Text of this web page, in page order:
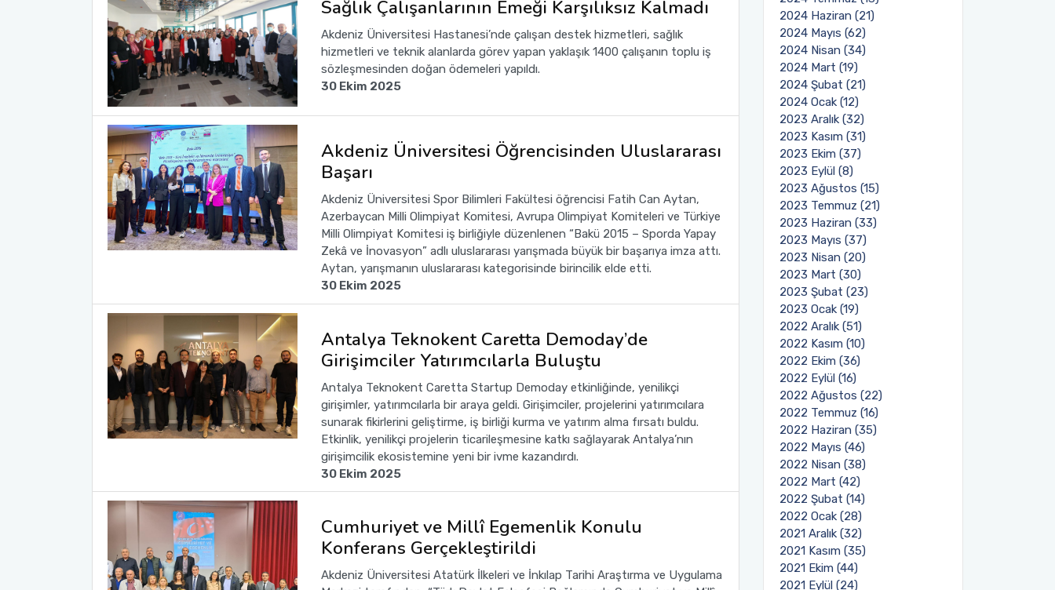
Sağlık Çalışanlarının Emeği Karşılıksız Kalmadı
Akdeniz Üniversitesi Hastanesi’nde çalışan destek hizmetleri, sağlık
hizmetleri ve teknik alanlarda görev yapan yaklaşık 1400 çalışanın toplu iş
sözleşmesinden doğan ödemeleri yapıldı.
30 Ekim 2025
Akdeniz Üniversitesi Öğrencisinden Uluslararası
Başarı
Akdeniz Üniversitesi Spor Bilimleri Fakültesi öğrencisi Fatih Can Aytan,
Azerbaycan Milli Olimpiyat Komitesi, Avrupa Olimpiyat Komiteleri ve Türkiye
Milli Olimpiyat Komitesi iş birliğiyle düzenlenen “Bakü 2015 – Sporda Yapay
Zekâ ve İnovasyon” adlı uluslararası yarışmada büyük bir başarıya imza attı.
Aytan, yarışmanın uluslararası kategorisinde birincilik elde etti.
30 Ekim 2025
Antalya Teknokent Caretta Demoday’de
Girişimciler Yatırımcılarla Buluştu
Antalya Teknokent Caretta Startup Demoday etkinliğinde, yenilikçi
girişimler, yatırımcılarla bir araya geldi. Girişimciler, projelerini yatırımcılara
sunarak fikirlerini geliştirme, iş birliği kurma ve yatırım alma fırsatı buldu.
Etkinlik, yenilikçi projelerin ticarileşmesine katkı sağlayarak Antalya’nın
girişimcilik ekosistemine yeni bir ivme kazandırdı.
30 Ekim 2025
Cumhuriyet ve Millî Egemenlik Konulu
Konferans Gerçekleştirildi
Akdeniz Üniversitesi Atatürk İlkeleri ve İnkılap Tarihi Araştırma ve Uygulama
2024 Haziran (21)
2024 Mayıs (62)
2024 Nisan (34)
2024 Mart (19)
2024 Şubat (21)
2024 Ocak (12)
2023 Aralık (32)
2023 Kasım (31)
2023 Ekim (37)
2023 Eylül (8)
2023 Ağustos (15)
2023 Temmuz (21)
2023 Haziran (33)
2023 Mayıs (37)
2023 Nisan (20)
2023 Mart (30)
2023 Şubat (23)
2023 Ocak (19)
2022 Aralık (51)
2022 Kasım (10)
2022 Ekim (36)
2022 Eylül (16)
2022 Ağustos (22)
2022 Temmuz (16)
2022 Haziran (35)
2022 Mayıs (46)
2022 Nisan (38)
2022 Mart (42)
2022 Şubat (14)
2022 Ocak (28)
2021 Aralık (32)
2021 Kasım (35)
2021 Ekim (44)
2021 Eylül (24)
Sağlık Bilimleri Fakültesi
Serik İşletme Fakültesi
Spor Bilimleri Fakültesi
Su Ürünleri Fakültesi